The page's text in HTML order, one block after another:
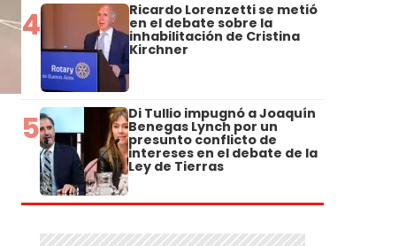
4 Ricardo Lorenzetti se metió
en el debate sobre la
inhabilitación de Cristina
Kirchner
5 Di Tullio impugnó a Joaquín
Benegas Lynch por un
presunto conflicto de
intereses en el debate de la
Ley de Tierras